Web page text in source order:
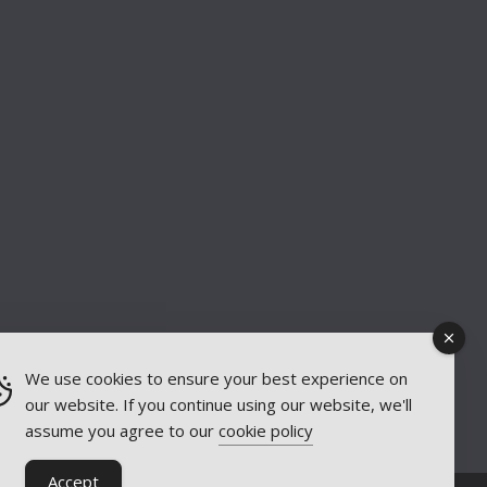
We use cookies to ensure your best experience on
our website. If you continue using our website, we'll
assume you agree to our cookie policy
Accept